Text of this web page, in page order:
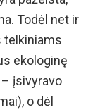
Todėl net ir
telkiniams
ekologinę
įsivyravo
o dėl